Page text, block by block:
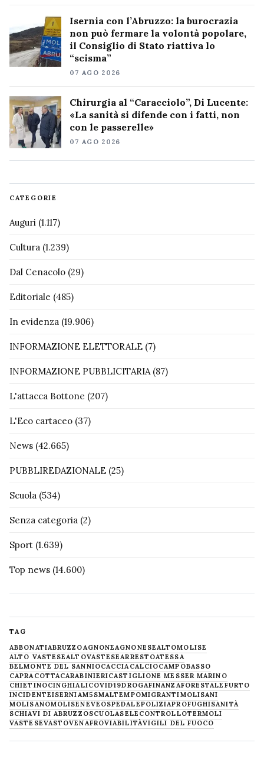
Isernia con l’Abruzzo: la burocrazia
non può fermare la volontà popolare,
il Consiglio di Stato riattiva lo
“scisma”
07 AGO 2026
Chirurgia al “Caracciolo”, Di Lucente:
«La sanità si difende con i fatti, non
con le passerelle»
07 AGO 2026
CATEGORIE
Auguri (1.117)
Cultura (1.239)
Dal Cenacolo (29)
Editoriale (485)
In evidenza (19.906)
INFORMAZIONE ELETTORALE (7)
INFORMAZIONE PUBBLICITARIA(87)
L'attacca Bottone (207)
L'Eco cartaceo (37)
News (42.665)
PUBBLIREDAZIONALE (25)
Scuola (534)
Senza categoria (2)
Sport (1.639)
Top news (14.600)
TAG
ABBONATIABRUZZOAGNONEAGNONESEALTOMOLISE
ALTO VASTESEALTOVASTESEARRESTOATESSA
BELMONTE DEL SANNIOCACCIACALCIOCAMPOBASSO
CAPRACOTTACARABINIERICASTIGLIONE MESSER MARINO
CHIETINOCINGHIALICOVID19DROGAFINANZAFORESTALE FURTO
INCIDENTEISERNIAM5SMALTEMPOMIGRANTIMOLISANI
MOLISANOMOLISENEVE OSPEDALEPOLIZIAPROFUGHISANITÀ
SCHIAVI DI ABRUZZOSCUOLASELECONTROLLOTERMOLI
VASTESEVASTOVENAFROVIABILITÀVIGILI DEL FUOCO